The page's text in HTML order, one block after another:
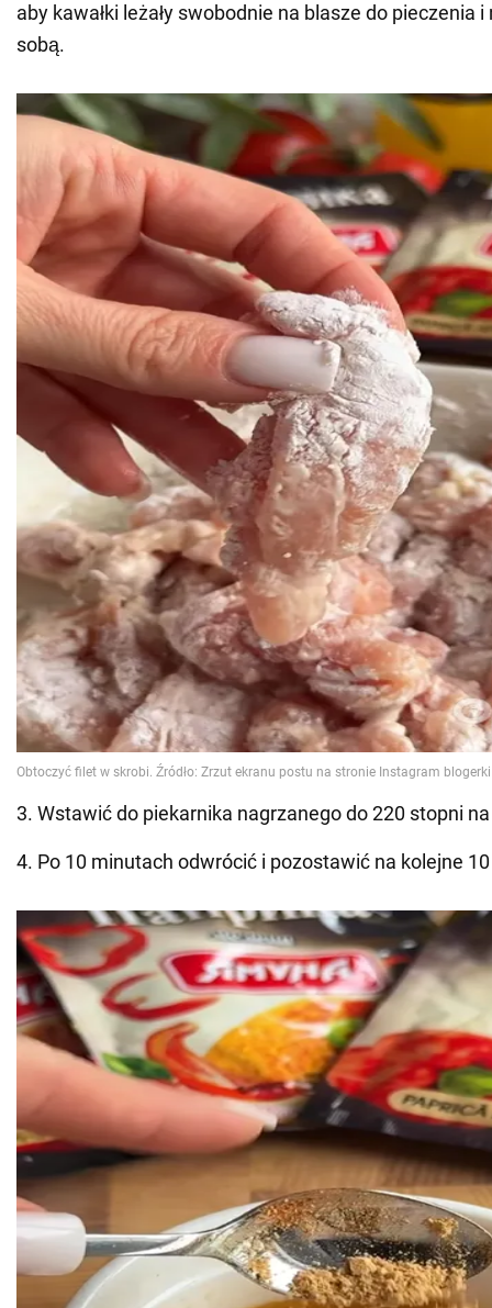
aby kawałki leżały swobodnie na blasze do pieczenia i
sobą.
3. Wstawić do piekarnika nagrzanego do 220 stopni
4. Po 10 minutach odwrócić i pozostawić na kolejne